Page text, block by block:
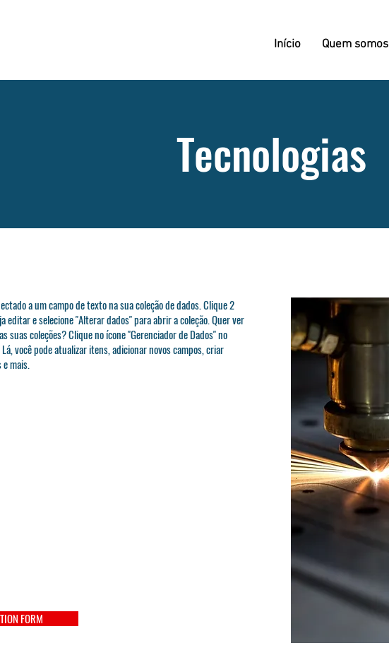
Início Quem somos
Tecnologias
a um campo de texto na sua coleção de dados. Clique 2
editar e selecione "Alterar dados" para abrir a coleção. Quer ver
suas coleções? Clique no ícone "Gerenciador de Dados" no
você pode atualizar itens, adicionar novos campos, criar
mais.
FORM